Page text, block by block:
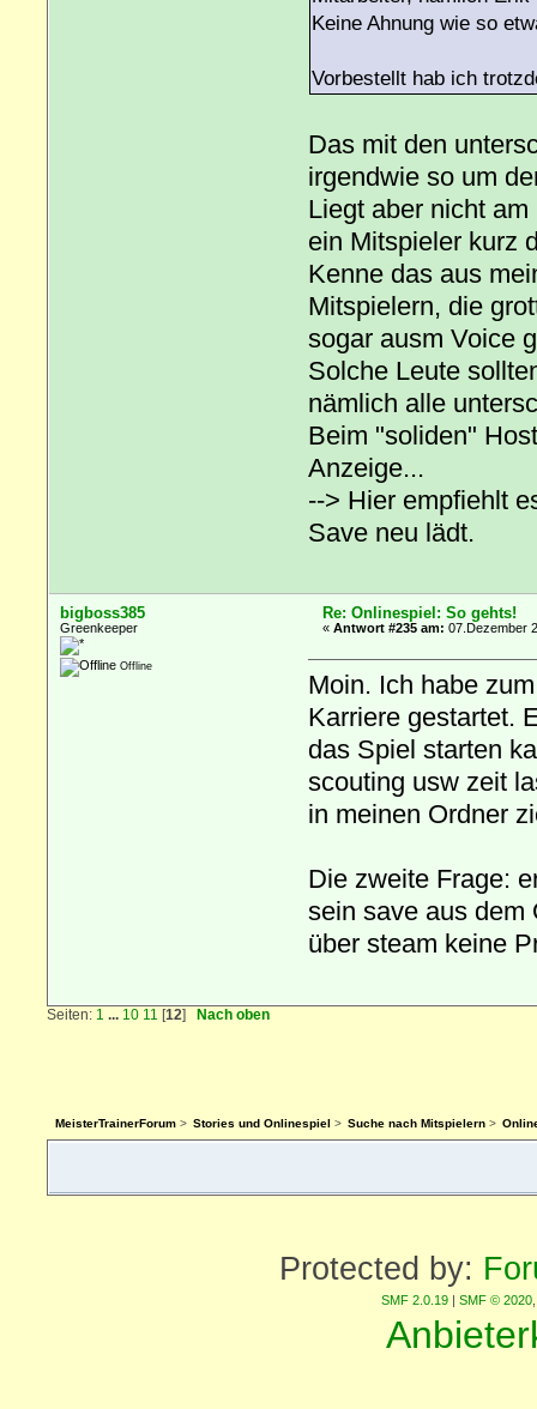
Keine Ahnung wie so
Vorbestellt hab ich
Das mit den
irgendwie so um
Liegt aber nicht
ein Mitspieler kurz
Kenne das aus
Mitspielern, die
sogar ausm Voice
Solche Leute
nämlich alle
Beim "soliden"
Anzeige...
--> Hier empfiehlt
Save neu lädt.
bigboss385
Greenkeeper
Offline
Re: Onlinespiel: So gehts!
«Antwort #235 am: 07.Dezember
Moin. Ich habe
Karriere gestartet.
das Spiel starten
scouting usw zeit
in meinen Ordner
Die zweite Frage:
sein save aus dem
über steam keine
Seiten: 1 ... 10 11 [12] Nach oben
MeisterTrainerForum> Stories und Onlinespiel > Suche nach Mitspielern>
Protected by:
SMF 2.0.19 | SMF © 2020